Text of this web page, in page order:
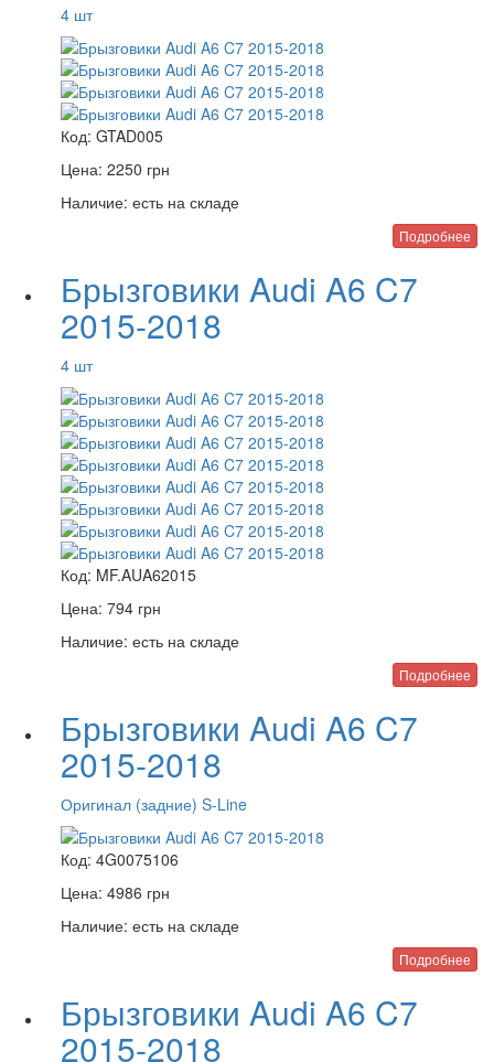
4 шт
Код: GTAD005
Цена: 2250 грн
Наличие: есть на складе
Подробнее
Брызговики Audi A6 C7
2015-2018
4 шт
Код: MF.AUA62015
Цена: 794 грн
Наличие: есть на складе
Подробнее
Брызговики Audi A6 C7
2015-2018
Оригинал (задние) S-Line
Код: 4G0075106
Цена: 4986 грн
Наличие: есть на складе
Подробнее
Брызговики Audi A6 C7
2015-2018